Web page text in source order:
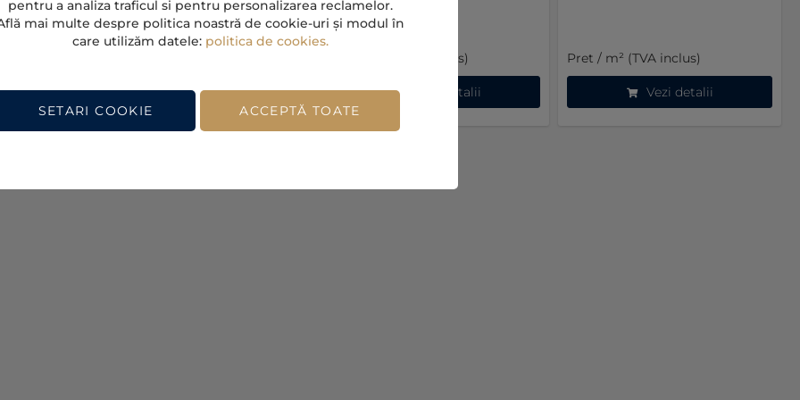
Vezi detalii
Pret / m² (TVA inclus)
Vezi detalii
Pret / m² (TVA inclus)
Vezi detalii
pentru a analiza traficul si pentru personalizarea reclamelor.
mai multe despre politica noastră de cookie-uri și modul în
care utilizăm datele: politica de cookies.
ACCEPTĂ TOATE
SETARI COOKIE